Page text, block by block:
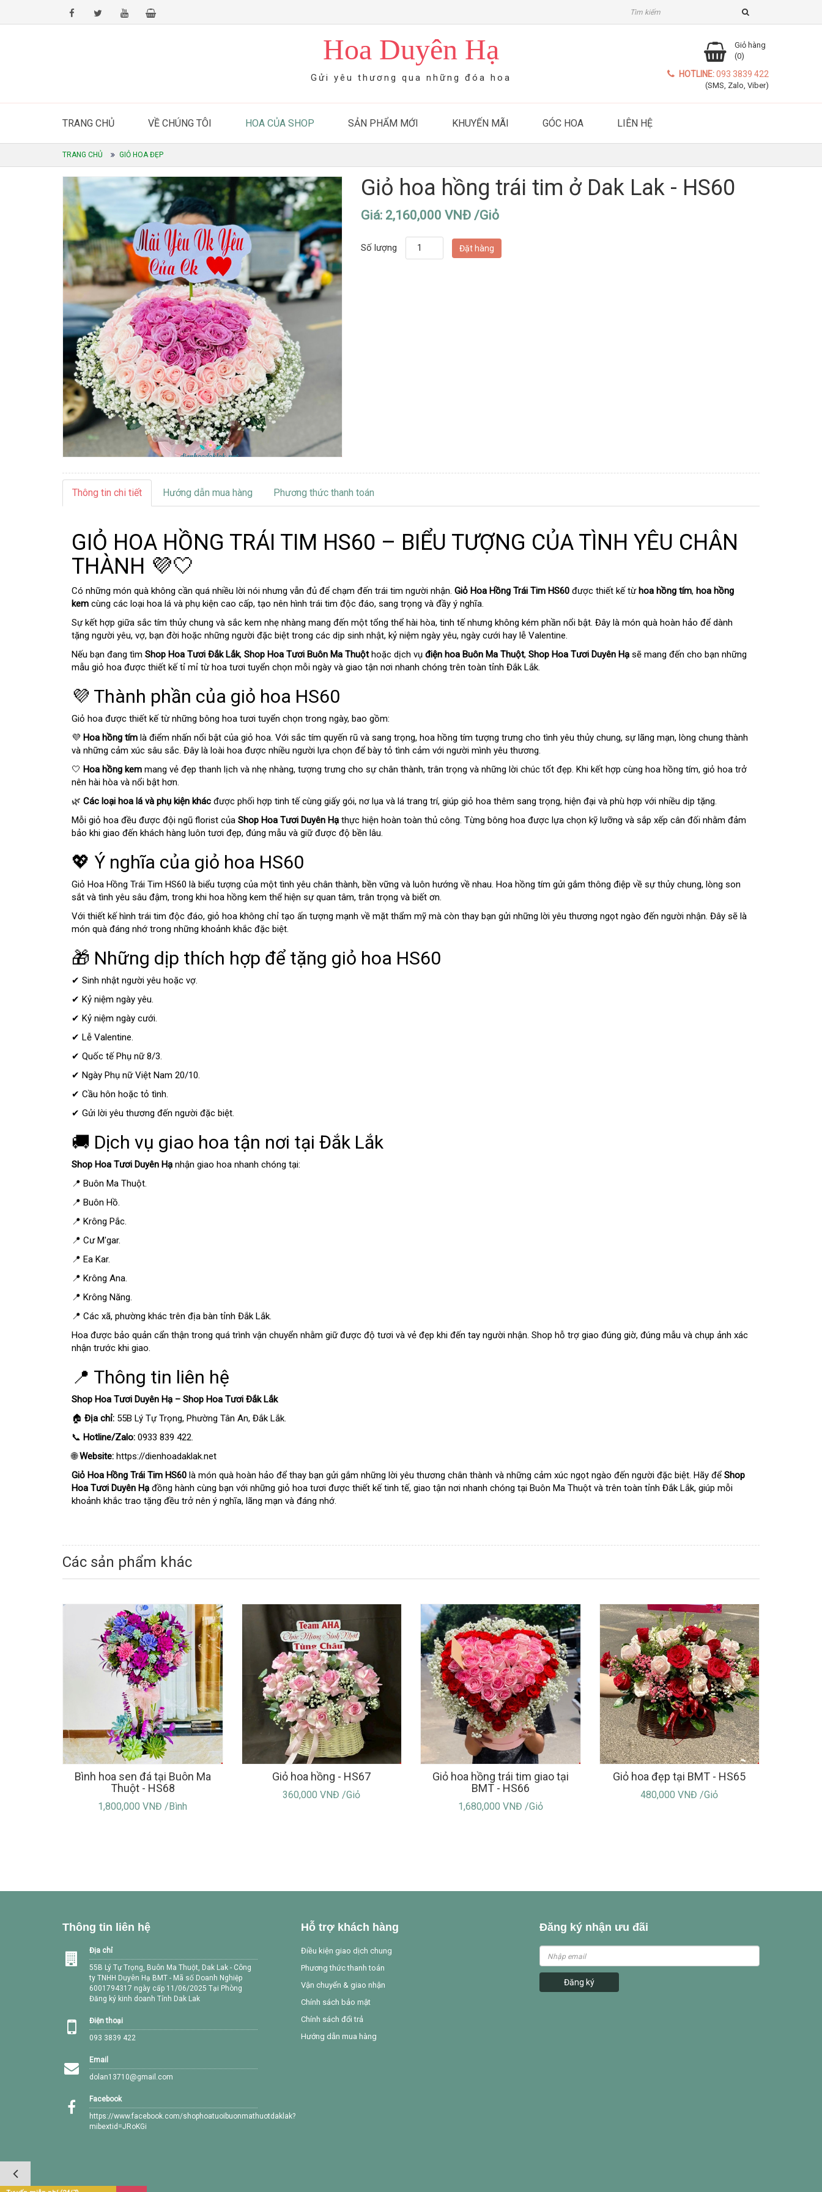
Hoa Duyên Hạ
Gửi yêu thương qua những đóa hoa
Giỏ hàng
(0)
HOTLINE:093 3839 422
(SMS, Zalo, Viber)
TRANG CHỦ VỀ CHÚNG TÔI HOA CỦA SHOP SẢN PHẨM MỚI KHUYẾN MÃI GÓC HOA LIÊN HỆ
TRANG CHỦ GIỎ HOA ĐẸP
Giỏ hoa hồng trái tim ở Dak Lak - HS60
Giá: 2,160,000 VNĐ /Giỏ
Số lượng
Thông tin chi tiết Hướng dẫn mua hàng Phương thức thanh toán
GIỎ HOA HỒNG TRÁI TIM HS60 – BIỂU TƯỢNG CỦA TÌNH YÊU CHÂN
THÀNH 💜🤍
Có những món quà không cần quá nhiều lời nói nhưng vẫn đủ để chạm đến trái tim người nhận. Giỏ Hoa Hồng Trái Tim HS60 được thiết kế từhoa hồng tím, hoa hồng
kem cùng các loại hoa lá và phụ kiện cao cấp, tạo nên hình trái tim độc đáo, sang trọng và đầy ý nghĩa.
Sự kết hợp giữa sắc tím thủy chung và sắc kem nhẹ nhàng mang đến một tổng thể hài hòa, tinh tế nhưng không kém phần nổi bật. Đây là món quà hoàn hảo để dành
tặng người yêu, vợ, bạn đời hoặc những người đặc biệt trong các dịp sinh nhật, kỷ niệm ngày yêu, ngày cưới hay lễ Valentine.
Nếu bạn đang tìm Shop Hoa Tươi Đắk Lắk, Shop Hoa Tươi Buôn Ma Thuộthoặc dịch vụ điện hoa Buôn Ma Thuột, Shop Hoa Tươi Duyên Hạ sẽ mang đến cho bạn những
mẫu giỏ hoa được thiết kế tỉ mỉ từ hoa tươi tuyển chọn mỗi ngày và giao tận nơi nhanh chóng trên toàn tỉnh Đắk Lắk.
💜 Thành phần của giỏ hoa HS60
Giỏ hoa được thiết kế từ những bông hoa tươi tuyển chọn trong ngày, bao gồm:
💜 Hoa hồng tím là điểm nhấn nổi bật của giỏ hoa. Với sắc tím quyến rũ và sang trọng, hoa hồng tím tượng trưng cho tình yêu thủy chung, sự lãng mạn, lòng chung thành
và những cảm xúc sâu sắc. Đây là loài hoa được nhiều người lựa chọn để bày tỏ tình cảm với người mình yêu thương.
🤍 Hoa hồng kem mang vẻ đẹp thanh lịch và nhẹ nhàng, tượng trưng cho sự chân thành, trân trọng và những lời chúc tốt đẹp. Khi kết hợp cùng hoa hồng tím, giỏ hoa trở
nên hài hòa và nổi bật hơn.
🌿 Các loại hoa lá và phụ kiện khác được phối hợp tinh tế cùng giấy gói, nơ lụa và lá trang trí, giúp giỏ hoa thêm sang trọng, hiện đại và phù hợp với nhiều dịp tặng.
Mỗi giỏ hoa đều được đội ngũ florist của Shop Hoa Tươi Duyên Hạ thực hiện hoàn toàn thủ công. Từng bông hoa được lựa chọn kỹ lưỡng và sắp xếp cân đối nhằm đảm
bảo khi giao đến khách hàng luôn tươi đẹp, đúng mẫu và giữ được độ bền lâu.
💖 Ý nghĩa của giỏ hoa HS60
Giỏ Hoa Hồng Trái Tim HS60 là biểu tượng của một tình yêu chân thành, bền vững và luôn hướng về nhau. Hoa hồng tím gửi gắm thông điệp về sự thủy chung, lòng son
sắt và tình yêu sâu đậm, trong khi hoa hồng kem thể hiện sự quan tâm, trân trọng và biết ơn.
Với thiết kế hình trái tim độc đáo, giỏ hoa không chỉ tạo ấn tượng mạnh về mặt thẩm mỹ mà còn thay bạn gửi những lời yêu thương ngọt ngào đến người nhận. Đây sẽ là
món quà đáng nhớ trong những khoảnh khắc đặc biệt.
🎁 Những dịp thích hợp để tặng giỏ hoa HS60
✔ Sinh nhật người yêu hoặc vợ.
✔ Kỷ niệm ngày yêu.
✔ Kỷ niệm ngày cưới.
✔ Lễ Valentine.
✔ Quốc tế Phụ nữ 8/3.
✔ Ngày Phụ nữ Việt Nam 20/10.
✔ Cầu hôn hoặc tỏ tình.
✔ Gửi lời yêu thương đến người đặc biệt.
🚚 Dịch vụ giao hoa tận nơi tại Đắk Lắk
Shop Hoa Tươi Duyên Hạ nhận giao hoa nhanh chóng tại:
📍 Buôn Ma Thuột.
📍 Buôn Hồ.
📍 Krông Pắc.
📍 Cư M'gar.
📍 Ea Kar.
📍 Krông Ana.
📍 Krông Năng.
📍 Các xã, phường khác trên địa bàn tỉnh Đắk Lắk.
Hoa được bảo quản cẩn thận trong quá trình vận chuyển nhằm giữ được độ tươi và vẻ đẹp khi đến tay người nhận. Shop hỗ trợ giao đúng giờ, đúng mẫu và chụp ảnh xác
nhận trước khi giao.
📍 Thông tin liên hệ
Shop Hoa Tươi Duyên Hạ – Shop Hoa Tươi Đắk Lắk
🏠 Địa chỉ: 55B Lý Tự Trọng, Phường Tân An, Đắk Lắk.
📞 Hotline/Zalo: 0933 839 422.
🌐Website: https://dienhoadaklak.net
Giỏ Hoa Hồng Trái Tim HS60 là món quà hoàn hảo để thay bạn gửi gắm những lời yêu thương chân thành và những cảm xúc ngọt ngào đến người đặc biệt. Hãy để Shop
Hoa Tươi Duyên Hạ đồng hành cùng bạn với những giỏ hoa tươi được thiết kế tinh tế, giao tận nơi nhanh chóng tại Buôn Ma Thuột và trên toàn tỉnh Đắk Lắk, giúp mỗi
khoảnh khắc trao tặng đều trở nên ý nghĩa, lãng mạn và đáng nhớ.
Các sản phẩm khác
Bình hoa sen đá tại Buôn Ma
Thuột - HS68
1,800,000 VNĐ /Bình
Giỏ hoa hồng - HS67
360,000 VNĐ /Giỏ
Giỏ hoa hồng trái tim giao tại
BMT - HS66
1,680,000 VNĐ /Giỏ
Giỏ hoa đẹp tại BMT - HS65
480,000 VNĐ /Giỏ
Thông tin liên hệ
Địa chỉ
55B Lý Tự Trọng, Buôn Ma Thuột, Dak Lak - Công
ty TNHH Duyên Hạ BMT - Mã số Doanh Nghiệp
6001794317 ngày cấp 11/06/2025 Tại Phòng
Đăng ký kinh doanh Tỉnh Dak Lak
Điện thoại
093 3839 422
Email
dolan13710@gmail.com
Facebook
https://www.facebook.com/shophoatuoibuonmathuotdaklak?
mibextid=JRoKGi
Hỗ trợ khách hàng
Điều kiện giao dịch chung
Phương thức thanh toán
Vận chuyển & giao nhận
Chính sách bảo mật
Chính sách đổi trả
Hướng dẫn mua hàng
Đăng ký nhận ưu đãi
Đăng ký